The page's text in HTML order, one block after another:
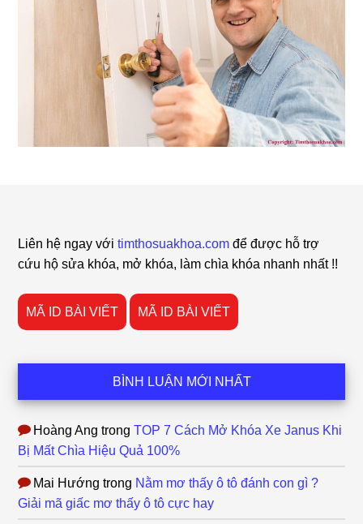
Liên hệ ngay vớitimthosuakhoa.com để được hỗ trợ
cứu hộ sửa khóa, mở khóa, làm chìa khóa nhanh nhất !!
MÃ ID BÀI VIẾT MÃ ID BÀI VIẾT
BÌNH LUẬN MỚI NHẤT
Hoàng Ang trongTOP 7 Cách Mở Khóa Xe Janus Khi
Bị Mất Chìa Hiệu Quả 100%
Mai Hướng trong Nằm mơ thấy ô tô đánh con gì ?
Giải mã giấc mơ thấy ô tô cực hay